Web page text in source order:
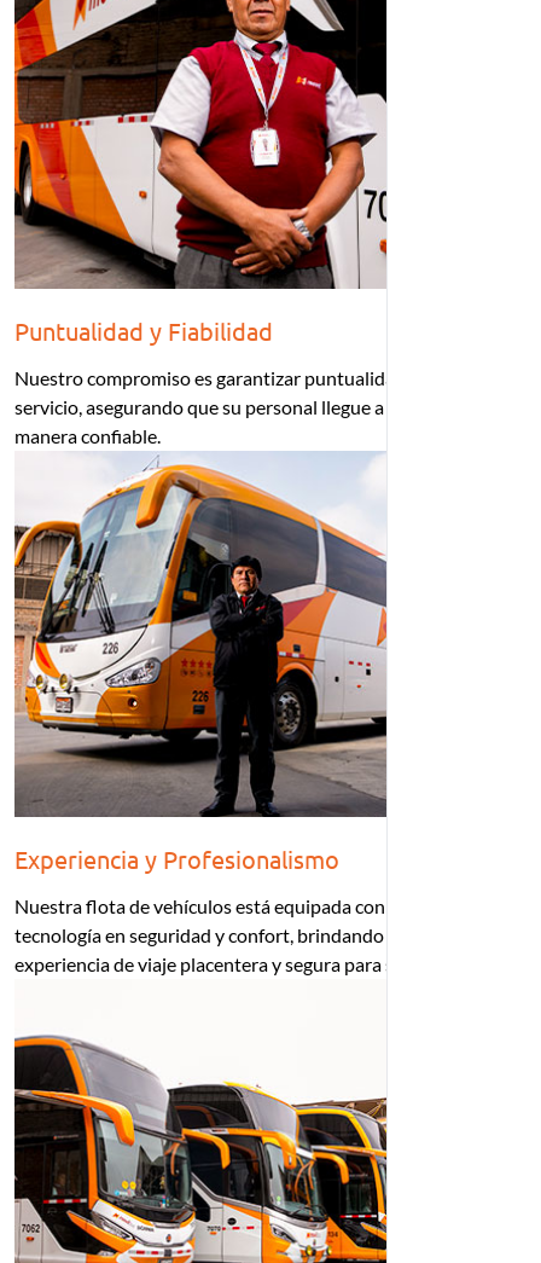
Puntualidad y Fiabilidad
Nuestro compromiso es garantizar puntualidad en cada
servicio, asegurando que su personal llegue a su destino de
manera confiable.
Experiencia y Profesionalismo
Nuestra flota de vehículos está equipada con la última
tecnología en seguridad y confort, brindando así una
experiencia de viaje placentera y segura para su personal.